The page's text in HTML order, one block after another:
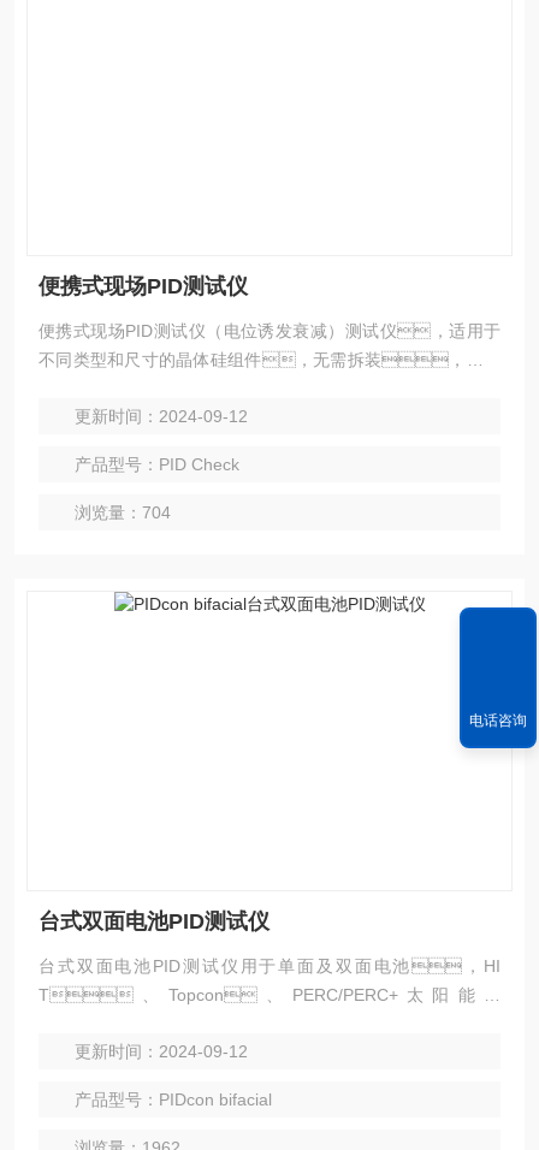
便携式现场PID测试仪
便携式现场PID测试仪（电位诱发衰减）测试仪，适用于
不同类型和尺寸的晶体硅组件，无需拆装，测试
heck是与德国Fraunhofer CSP Halle合作开发的。
更新时间：2024-09-12
产品型号：PID Check
浏览量：704
台式双面电池PID测试仪
台式双面电池PID测试仪用于单面及双面电池，HI
T、Topcon、PERC/PERC+太阳能电
控制Freiberg公司与德国FraunhoferCSP公司合作开发了一种
制的测量解决方案
更新时间：2024-09-12
产品型号：PIDcon bifacial
电话咨询